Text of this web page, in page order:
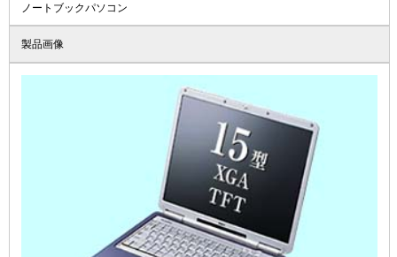
ノートブックパソコン
製品画像